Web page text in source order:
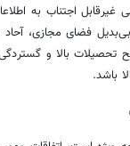
اجتناب به
فضای مجازی،
تحصیلات بالا و
باشد.